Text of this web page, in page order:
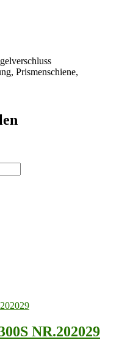
Prismenschiene,
NR.202029